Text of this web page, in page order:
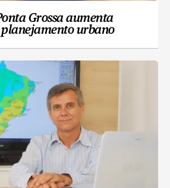
Grossa aumenta
urbano